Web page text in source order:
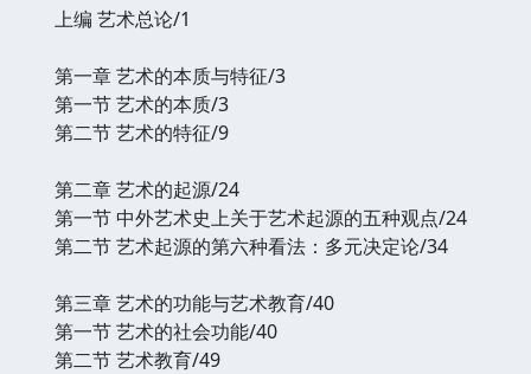
上编 艺术总论/1
第一章 艺术的本质与特征/3
第一节 艺术的本质/3
第二节 艺术的特征/9
第二章 艺术的起源/24
第一节 中外艺术史上关于艺术起源的五种观点/24
第二节 艺术起源的第六种看法：多元决定论/34
第三章 艺术的功能与艺术教育/40
第一节 艺术的社会功能/40
第二节 艺术教育/49